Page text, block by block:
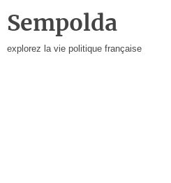
Sempolda
explorez la vie politique française